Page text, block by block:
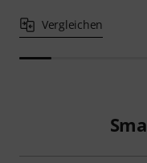
Vergleichen